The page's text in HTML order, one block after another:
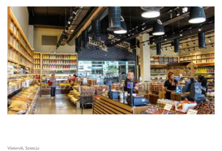
Västervik, Szwecja